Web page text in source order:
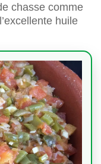
chasse comme
huile